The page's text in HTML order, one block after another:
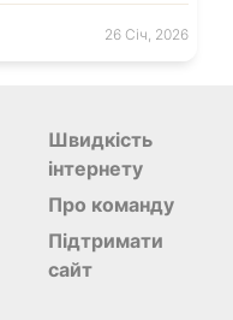
26 Січ, 2026
Швидкість
інтернету
Про команду
Підтримати
сайт